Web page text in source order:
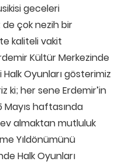
geceleri
çok nezih bir
kaliteli vakit
Kültür Merkezinde
Oyunları gösterimiz
ki; her sene Erdemir’in
haftasında
almaktan mutluluk
Yıldönümünü
Halk Oyunları